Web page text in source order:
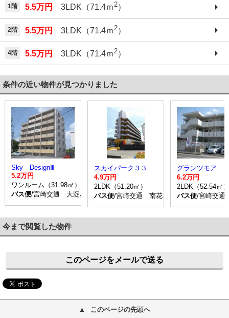
1階 5.5万円 3LDK（71.4ｍ2）
2階 5.5万円 3LDK（71.4ｍ 2）
4階 5.5万円 3LDK（71.4ｍ2）
条件の近い物件が見つかりました
Sky DesignⅢ
5.2万円
ワンルーム（31.98㎡）
バス便/宮崎交通 大淀バス停 停歩4分
スカイパーク３３
4.9万円
2LDK（51.20㎡）
バス便/宮崎交通 南花ヶ島町 停歩6分
グランツモア
6.2万円
2LDK（52.54㎡）
バス便/宮崎交
今まで閲覧した物件
このページをメールで送る
このページの先頭へ